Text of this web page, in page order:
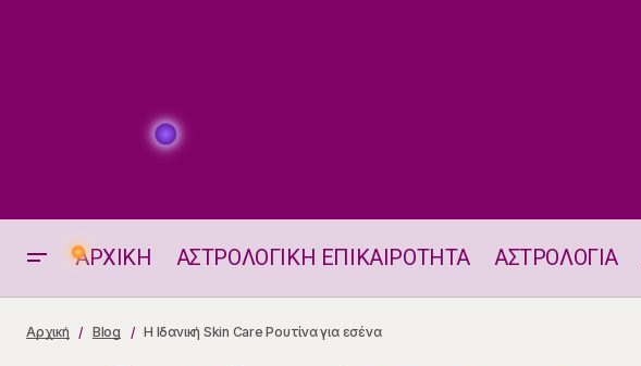
ΑΡΧΙΚΗ ΑΣΤΡΟΛΟΓΙΚΗ ΕΠΙΚΑΙΡΟΤΗΤΑ ΑΣΤΡΟΛΟΓΙΑ
Οι Τυχεροί Αριθμοί της Ημέρας
Αρχική Blog Η Ιδανική Skin Care Ρουτίνα για εσένα